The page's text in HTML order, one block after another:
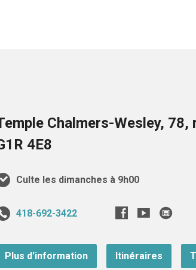
Chalmers-Wesley, 78,
4E8
Culte les dimanches à 9h00
418-692-3422
Plus d'information Itinéraires